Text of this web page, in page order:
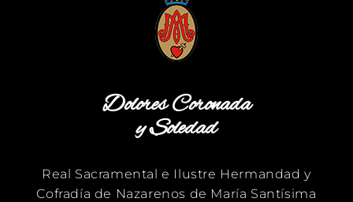
Dolores Coronada
y Soledad
Real Sacramental e Ilustre Hermandad y
Cofradía de Nazarenos de María Santísima